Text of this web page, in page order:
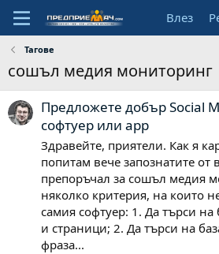
Влез
Тагове
сошъл медия мониторинг
Предложете добър Social
софтуер или app
Здравейте, приятели. Как я
попитам вече запознатите от
препоръчал за сошъл медия
няколко критерия, на които
самия софтуер: 1. Да търси
и страници; 2. Да търси на
фраза...